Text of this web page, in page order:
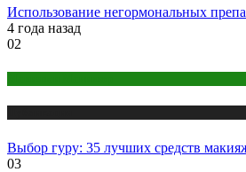
Использование негормональных
4 года назад
02
Выбор гуру: 35 лучших средств
03